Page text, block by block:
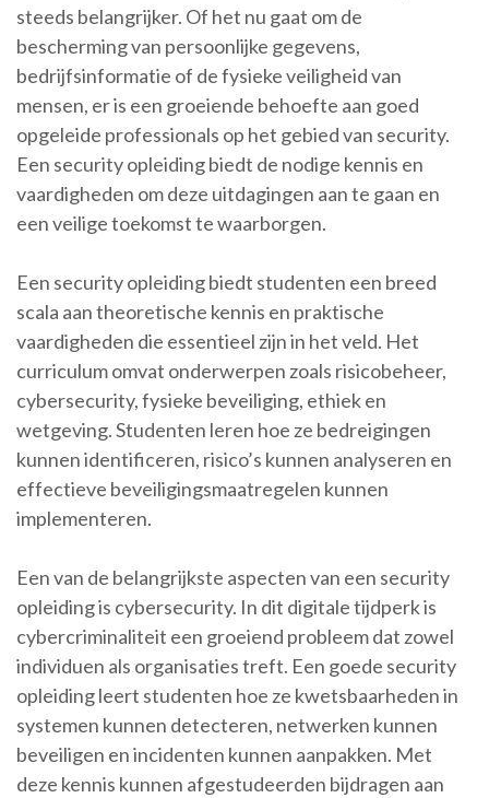
steeds belangrijker. Of het nu gaat om de
bescherming van persoonlijke gegevens,
bedrijfsinformatie of de fysieke veiligheid van
mensen, er is een groeiende behoefte aan goed
opgeleide professionals op het gebied van security.
Een security opleiding biedt de nodige kennis en
vaardigheden om deze uitdagingen aan te gaan en
een veilige toekomst te waarborgen.
Een security opleiding biedt studenten een breed
scala aan theoretische kennis en praktische
vaardigheden die essentieel zijn in het veld. Het
curriculum omvat onderwerpen zoals risicobeheer,
cybersecurity, fysieke beveiliging, ethiek en
wetgeving. Studenten leren hoe ze bedreigingen
kunnen identificeren, risico’s kunnen analyseren en
effectieve beveiligingsmaatregelen kunnen
implementeren.
Een van de belangrijkste aspecten van een security
opleiding is cybersecurity. In dit digitale tijdperk is
cybercriminaliteit een groeiend probleem dat zowel
individuen als organisaties treft. Een goede security
opleiding leert studenten hoe ze kwetsbaarheden in
systemen kunnen detecteren, netwerken kunnen
beveiligen en incidenten kunnen aanpakken. Met
deze kennis kunnen afgestudeerden bijdragen aan